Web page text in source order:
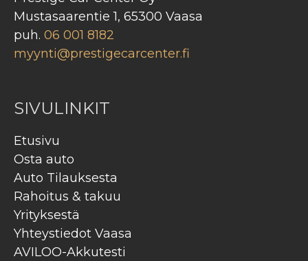
Mustasaarentie 1, 65300 Vaasa
puh. 06 001 8182
myynti@prestigecarcenter.fi
SIVULINKIT
Etusivu
Osta auto
Auto Tilauksesta
Rahoitus & takuu
Yrityksestä
Yhteystiedot Vaasa
AVILOO-Akkutesti